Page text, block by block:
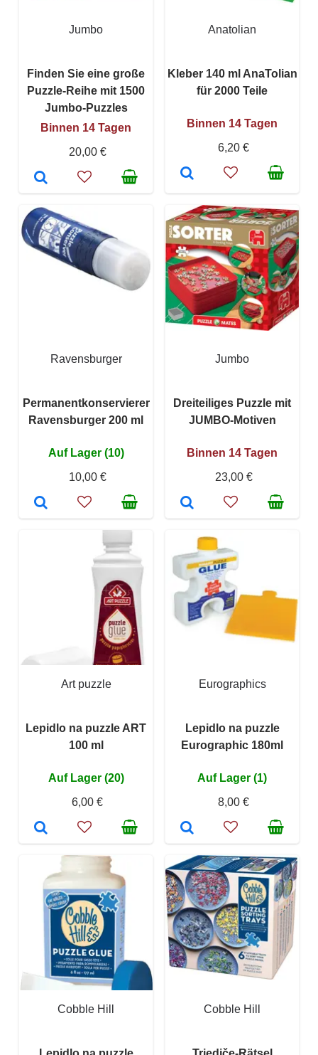
Jumbo
Finden Sie eine große
Puzzle-Reihe mit 1500
Jumbo-Puzzles
Binnen 14 Tagen
20,00 €
Anatolian
Kleber 140 ml AnaTolian
für 2000 Teile
Binnen 14 Tagen
6,20 €
Ravensburger
Permanentkonservierer
Ravensburger 200 ml
Auf Lager (10)
10,00 €
Jumbo
Dreiteiliges Puzzle mit
JUMBO-Motiven
Binnen 14 Tagen
23,00 €
Art puzzle
Lepidlo na puzzle ART
100 ml
Auf Lager (20)
6,00 €
Eurographics
Lepidlo na puzzle
Eurographic 180ml
Auf Lager (1)
8,00 €
Cobble Hill Cobble Hill